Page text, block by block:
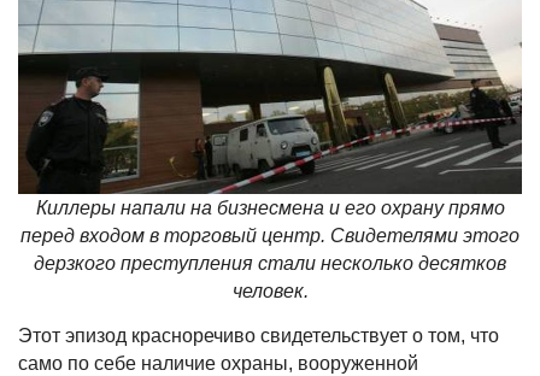
Киллеры напали на бизнесмена и его охрану прямо
перед входом в торговый центр. Свидетелями этого
дерзкого преступления стали несколько десятков
человек.
Этот эпизод красноречиво свидетельствует о том, что
само по себе наличие охраны, вооруженной